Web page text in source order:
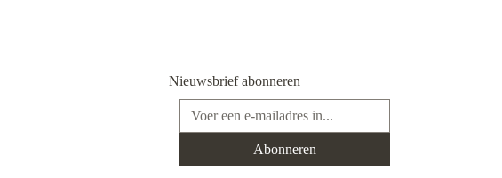
Nieuwsbrief abonneren
E-mailadres*
Abonneren